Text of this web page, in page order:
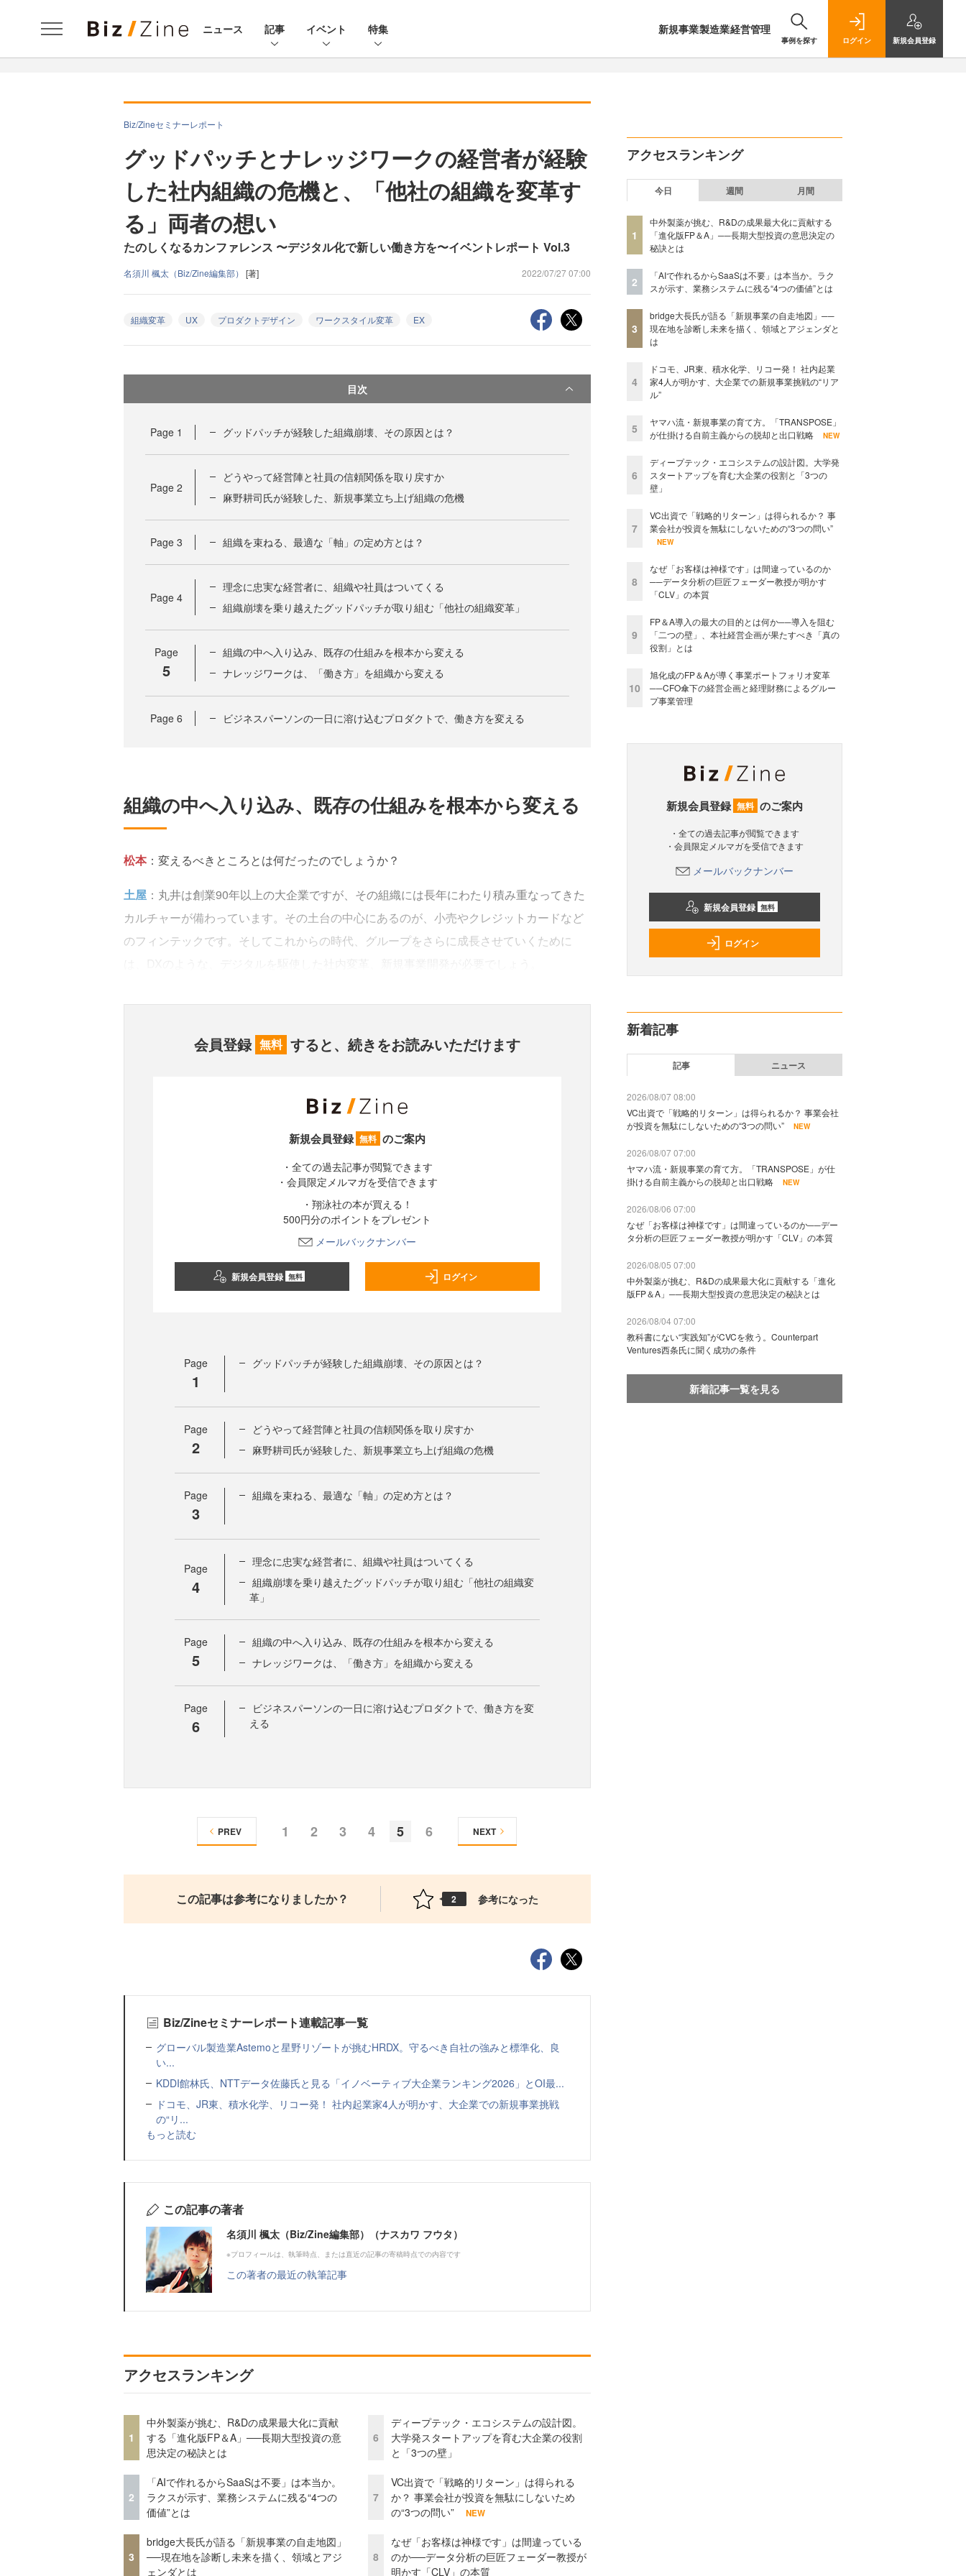
ニュース 記事 イベント 特集 新規事業製造業経営管理
事例を探す ログイン 新規会員登録
Biz/Zineセミナーレポート
グッドパッチとナレッジワークの経営者が経験
した社内組織の危機と、「他社の組織を変革す
る」両者の想い
たのしくなるカンファレンス 〜デジタル化で新しい働き⽅を〜イベントレポート Vol.3
名須川 楓太（Biz/Zine編集部） [著] 2022/07/27 07:00
組織変革 UX プロダクトデザイン ワークスタイル変革 EX
目次
Page 1 グッドパッチが経験した組織崩壊、その原因とは？
Page 2
どうやって経営陣と社員の信頼関係を取り戻すか
麻野耕司氏が経験した、新規事業立ち上げ組織の危機
Page 3 組織を束ねる、最適な「軸」の定め方とは？
Page 4
理念に忠実な経営者に、組織や社員はついてくる
組織崩壊を乗り越えたグッドパッチが取り組む「他社の組織変革」
Page
5
組織の中へ入り込み、既存の仕組みを根本から変える
ナレッジワークは、「働き方」を組織から変える
Page 6 ビジネスパーソンの一日に溶け込むプロダクトで、働き方を変える
組織の中へ入り込み、既存の仕組みを根本から変える
松本：変えるべきところとは何だったのでしょうか？
土屋 ：丸井は創業90年以上の大企業ですが、その組織には長年にわたり積み重なってきた
カルチャーが備わっています。その土台の中心にあるのが、小売やクレジットカードなど
のフィンテックです。そしてこれからの時代、グループをさらに成長させていくために
会員登録 無料 すると、続きをお読みいただけます
新規会員登録 無料 のご案内
・全ての過去記事が閲覧できます
・会員限定メルマガを受信できます
・翔泳社の本が買える！
500円分のポイントをプレゼント
メールバックナンバー
新規会員登録 無料 ログイン
Page
1
グッドパッチが経験した組織崩壊、その原因とは？
Page
2
どうやって経営陣と社員の信頼関係を取り戻すか
麻野耕司氏が経験した、新規事業立ち上げ組織の危機
Page
3
組織を束ねる、最適な「軸」の定め方とは？
Page
4
理念に忠実な経営者に、組織や社員はついてくる
組織崩壊を乗り越えたグッドパッチが取り組む「他社の組織変
革」
Page
5
組織の中へ入り込み、既存の仕組みを根本から変える
ナレッジワークは、「働き方」を組織から変える
Page
6
ビジネスパーソンの一日に溶け込むプロダクトで、働き方を変
える
1 2 3 4 5 6
PREV NEXT
この記事は参考になりましたか？ 2 参考になった
Biz/Zineセミナーレポート連載記事一覧
グローバル製造業Astemoと星野リゾートが挑むHRDX。守るべき自社の強みと標準化、良
い...
KDDI館林氏、NTTデータ佐藤氏と見る「イノベーティブ大企業ランキング2026」とOI最...
ドコモ、JR東、積水化学、リコー発！ 社内起業家4人が明かす、大企業での新規事業挑戦
の“リ...
もっと読む
この記事の著者
名須川 楓太（Biz/Zine編集部）（ナスカワ フウタ）
※プロフィールは、執筆時点、または直近の記事の寄稿時点での内容です
この著者の最近の執筆記事
アクセスランキング
1
中外製薬が挑む、R&Dの成果最大化に貢献
する「進化版FP＆A」──長期大型投資の意
思決定の秘訣とは
2
「AIで作れるからSaaSは不要」は本当か。
ラクスが示す、業務システムに残る“4つの
価値”とは
3
bridge大長氏が語る「新規事業の自走地図」
──現在地を診断し未来を描く、領域とアジ
ェンダとは
6
ディープテック・エコシステムの設計図。
大学発スタートアップを育む大企業の役割
と「3つの壁」
7
VC出資で「戦略的リターン」は得られる
か？ 事業会社が投資を無駄にしないため
の“3つの問い”
NEW
8
なぜ「お客様は神様です」は間違っている
のか──データ分析の巨匠フェーダー教授が
明かす「CLV」の本質
アクセスランキング
今日 週間 月間
1
中外製薬が挑む、R&Dの成果最大化に貢献する
「進化版FP＆A」──長期大型投資の意思決定の
秘訣とは
2
「AIで作れるからSaaSは不要」は本当か。ラク
スが示す、業務システムに残る“4つの価値”とは
3
bridge大長氏が語る「新規事業の自走地図」──
現在地を診断し未来を描く、領域とアジェンダと
は
4
ドコモ、JR東、積水化学、リコー発！ 社内起業
家4人が明かす、大企業での新規事業挑戦の“リア
ル”
5
ヤマハ流・新規事業の育て方。「TRANSPOSE」
が仕掛ける自前主義からの脱却と出口戦略
NEW
6
ディープテック・エコシステムの設計図。大学発
スタートアップを育む大企業の役割と「3つの
壁」
7
VC出資で「戦略的リターン」は得られるか？ 事
業会社が投資を無駄にしないための“3つの問い”
NEW
8
なぜ「お客様は神様です」は間違っているのか
──データ分析の巨匠フェーダー教授が明かす
「CLV」の本質
9
FP＆A導入の最大の目的とは何か──導入を阻む
「二つの壁」、本社経営企画が果たすべき「真の
役割」とは
10
旭化成のFP＆Aが導く事業ポートフォリオ変革
──CFO傘下の経営企画と経理財務によるグルー
プ事業管理
新規会員登録 無料 のご案内
・全ての過去記事が閲覧できます
・会員限定メルマガを受信できます
メールバックナンバー
新規会員登録 無料
ログイン
新着記事
記事 ニュース
2026/08/07 08:00
VC出資で「戦略的リターン」は得られるか？ 事業会社
が投資を無駄にしないための“3つの問い”
NEW
2026/08/07 07:00
ヤマハ流・新規事業の育て方。「TRANSPOSE」が仕
掛ける自前主義からの脱却と出口戦略
NEW
2026/08/06 07:00
なぜ「お客様は神様です」は間違っているのか──デー
タ分析の巨匠フェーダー教授が明かす「CLV」の本質
2026/08/05 07:00
中外製薬が挑む、R&Dの成果最大化に貢献する「進化
版FP＆A」──長期大型投資の意思決定の秘訣とは
2026/08/04 07:00
教科書にない“実践知”がCVCを救う。Counterpart
Ventures西条氏に聞く成功の条件
新着記事一覧を見る